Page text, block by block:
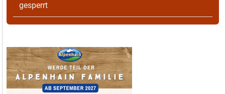
gesperrt